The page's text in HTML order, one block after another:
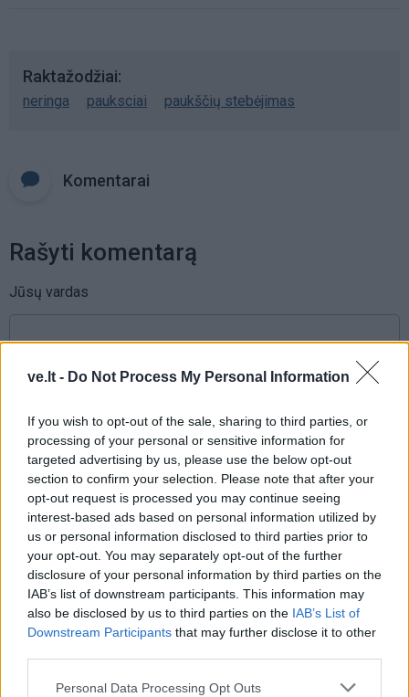
ve.lt - Do Not Process My Personal Information
If you wish to opt-out of the sale, sharing to third parties, or
processing of your personal or sensitive information for
targeted advertising by us, please use the below opt-out
section to confirm your selection. Please note that after your
opt-out request is processed you may continue seeing
interest-based ads based on personal information utilized by
us or personal information disclosed to third parties prior to
your opt-out. You may separately opt-out of the further
disclosure of your personal information by third parties on the
IAB’s list of downstream participants. This information may
also be disclosed by us to third parties on the IAB’s List of
Downstream Participants that may further disclose it to other
Personal Data Processing Opt Outs
Raktažodžiai
neringa pauksciai paukščių stebėjimas
Komentarai
Rašyti komentarą
Jūsų vardas
Komentaras
Sutinku sutaisyklėmis
This site is protected by
reCAPTCHA and the Google
Privacy PolicyandTerms of
Serviceapply.